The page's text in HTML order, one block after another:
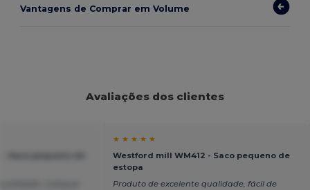
Vantagens de Comprar em Volume
Avaliações dos clientes
★ ★ ★ ★ ★
Westford mill WM412 - Saco pequeno de
estopa
Produto de excelente qualidade, fácil de